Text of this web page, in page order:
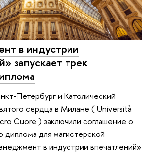
в индустрии
запускает трек
Петербург и Католический
сердца в Милане ( Università
Cuore ) заключили соглашение о
диплома для магистерской
в индустрии впечатлений»